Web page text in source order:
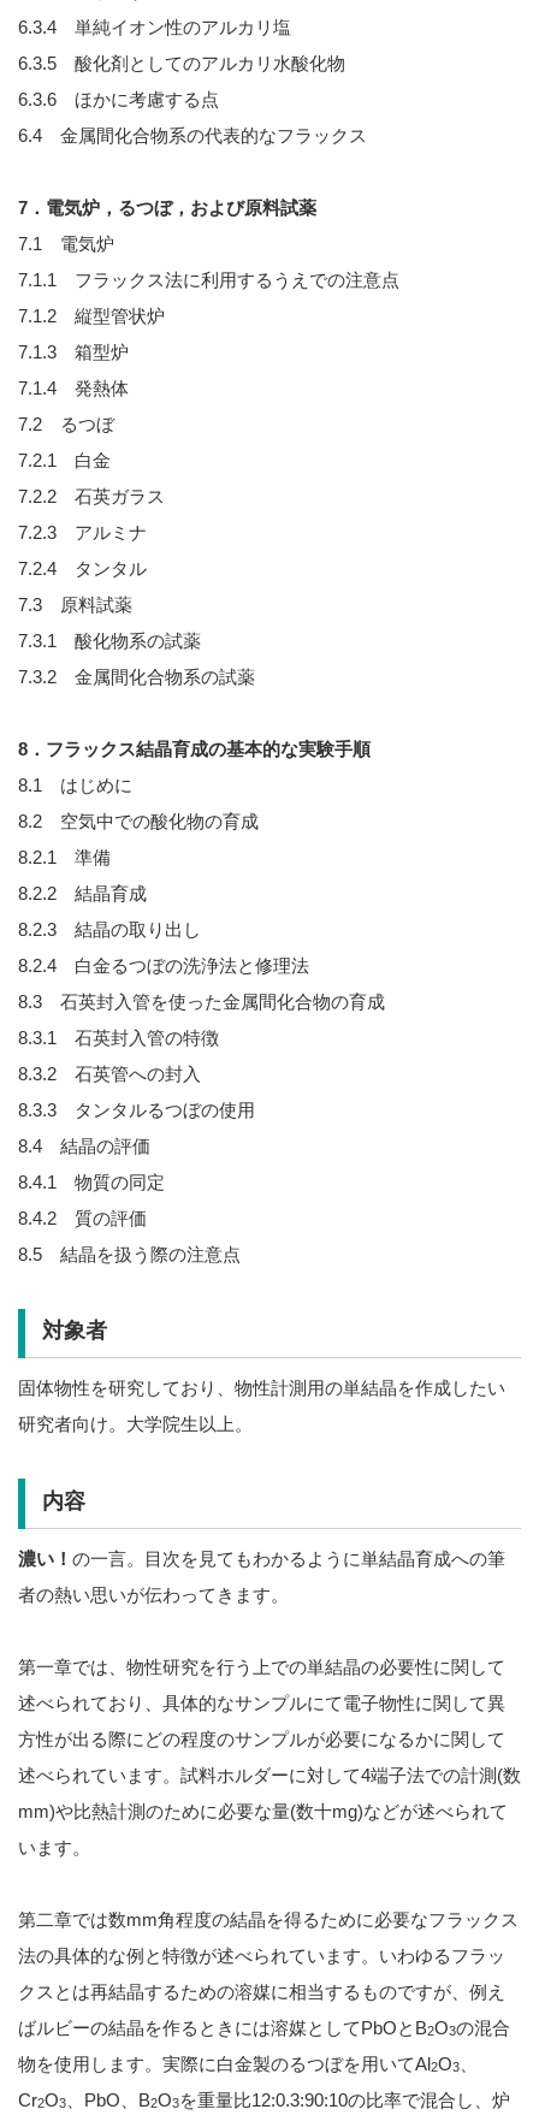
6.3.4 単純イオン性のアルカリ塩
6.3.5 酸化剤としてのアルカリ水酸化物
6.3.6 ほかに考慮する点
6.4 金属間化合物系の代表的なフラックス
7．電気炉，るつぼ，および原料試薬
7.1 電気炉
7.1.1 フラックス法に利用するうえでの注意点
7.1.2 縦型管状炉
7.1.3 箱型炉
7.1.4 発熱体
7.2 るつぼ
7.2.1 白金
7.2.2 石英ガラス
7.2.3 アルミナ
7.2.4 タンタル
7.3 原料試薬
7.3.1 酸化物系の試薬
7.3.2 金属間化合物系の試薬
8．フラックス結晶育成の基本的な実験手順
8.1 はじめに
8.2 空気中での酸化物の育成
8.2.1 準備
8.2.2 結晶育成
8.2.3 結晶の取り出し
8.2.4 白金るつぼの洗浄法と修理法
8.3 石英封入管を使った金属間化合物の育成
8.3.1 石英封入管の特徴
8.3.2 石英管への封入
8.3.3 タンタルるつぼの使用
8.4 結晶の評価
8.4.1 物質の同定
8.4.2 質の評価
8.5 結晶を扱う際の注意点
対象者
固体物性を研究しており、物性計測用の単結晶を作成したい
研究者向け。大学院生以上。
内容
濃い！ の一言。目次を見てもわかるように単結晶育成への筆
者の熱い思いが伝わってきます。
第一章では、物性研究を行う上での単結晶の必要性に関して
述べられており、具体的なサンプルにて電子物性に関して異
方性が出る際にどの程度のサンプルが必要になるかに関して
述べられています。試料ホルダーに対して4端子法での計測(数
mm)や比熱計測のために必要な量(数十mg)などが述べられて
います。
第二章では数mm角程度の結晶を得るために必要なフラックス
法の具体的な例と特徴が述べられています。いわゆるフラッ
クスとは再結晶するための溶媒に相当するものですが、例え
ばルビーの結晶を作るときには溶媒としてPbOとB2O3の混合
物を使用します。実際に白金製のるつぼを用いてAl2O3
Cr2O3 、PbO、B2O3を重量比12:0.3:90:10の比率で混合し、炉